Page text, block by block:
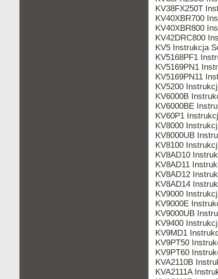
KV38FX250T
KV40XBR700
KV40XBR800
KV42DRC800
KV5 Instrukcja
KV5168PF1
KV5169PN1
KV5169PN11
KV5200
KV6000B
KV6000BE
KV60P1
KV8000
KV8000UB
KV8100
KV8AD10
KV8AD11
KV8AD12
KV8AD14
KV9000
KV9000E
KV9000UB
KV9400
KV9MD1
KV9PT50
KV9PT60
KVA2110B
KVA2111A